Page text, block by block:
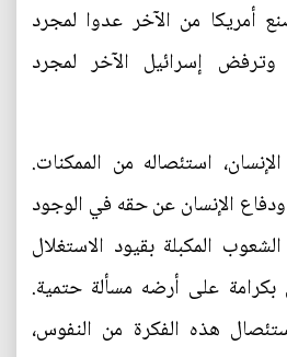
أمريكا من الآخر عدوا لمجرد
وترفض إسرائيل الآخر لمجرد
استئصاله من الممكنات.
ودفاع الإنسان عن حقه في الوجود
المكبلة بقيود الاستغلال
بكرامة على أرضه مسألة حتمية.
هذه الفكرة من النفوس،